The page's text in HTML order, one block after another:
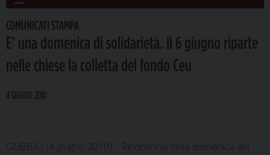
to
content
COMUNICATI STAMPA
E’ una domenica di solidarietà. Il 6 giugno riparte
nelle chiese la colletta del fondo Ceu
4 GIUGNO 2010
GUBBIO (4 giugno 2010) – Ricomincia nella domenica del